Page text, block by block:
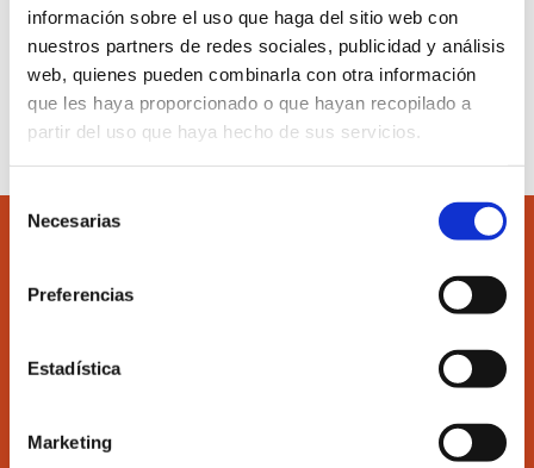
información sobre el uso que haga del sitio web con
nuestros partners de redes sociales, publicidad y análisis
web, quienes pueden combinarla con otra información
que les haya proporcionado o que hayan recopilado a
partir del uso que haya hecho de sus servicios.
Selección
Necesarias
Preferencias
Estadística
Marketing
Inscribirse al curso
Ilustre Colegio de Economistas de Valencia